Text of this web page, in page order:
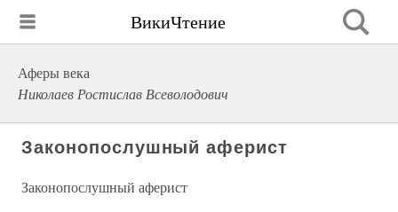
ВикиЧтение
Аферы века
Николаев Ростислав Всеволодович
Законопослушный аферист
Законопослушный аферист